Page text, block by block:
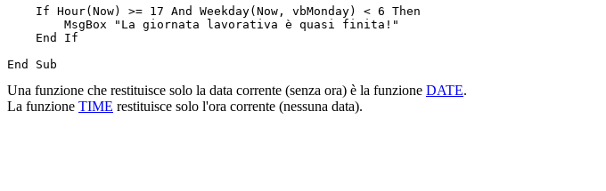
    If Hour(Now) >= 17 And Weekday(Now, vbMonday) < 6 Then
        MsgBox "La giornata lavorativa è quasi finita!"
    End If
Una funzione che restituisce solo la data corrente (senza ora) è la funzione DATE.
La funzione TIME restituisce solo l'ora corrente (nessuna data).